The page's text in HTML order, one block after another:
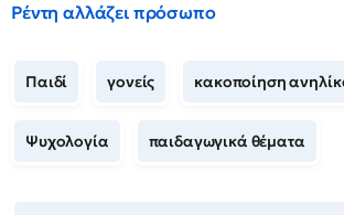
Ρέντη αλλάζει πρόσωπο
Παιδί γονείς κακοποίηση
Ψυχολογία παιδαγωγικά θέματα